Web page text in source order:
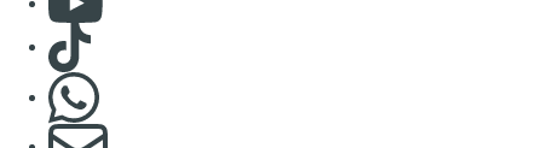
Consulter TikTok
S'abonner à notre newsletter